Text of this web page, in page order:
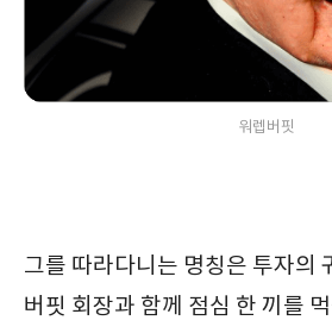
워렙버핏
그를 따라다니는 명칭은 투자의
버핏 회장과 함께 점심 한 끼를